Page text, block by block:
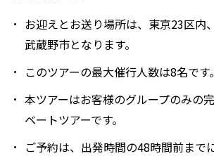
お迎えとお送り場所は、東京23区内
武蔵野市となります。
このツアーの最大催行人数は8名です。
本ツアーはお客様のグループのみの
ベートツアーです。
ご予約は、出発時間の48時間前まで